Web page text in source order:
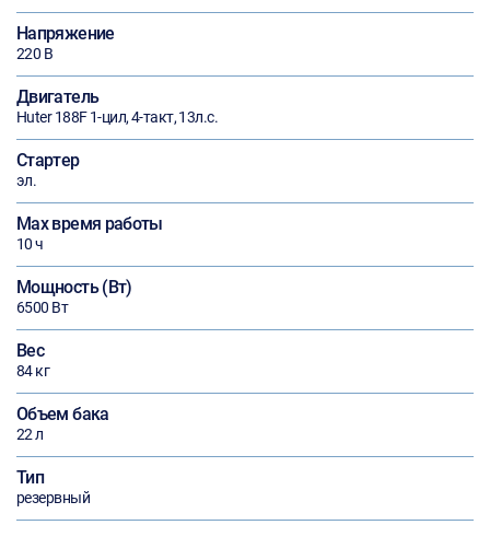
Напряжение
220 В
Двигатель
Huter 188F 1-цил, 4-такт, 13л.с.
Стартер
эл.
Max время работы
10 ч
Мощность (Вт)
6500 Вт
Вес
84 кг
Объем бака
22 л
Тип
резервный